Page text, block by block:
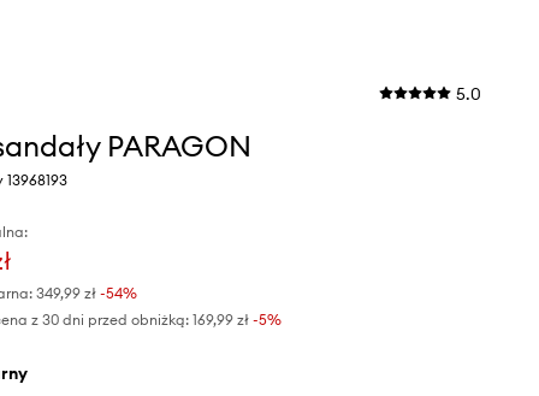
5.0
PARAGON
349,99 zł-54%
z 30 dni przed obniżką: 169,99 zł -5%